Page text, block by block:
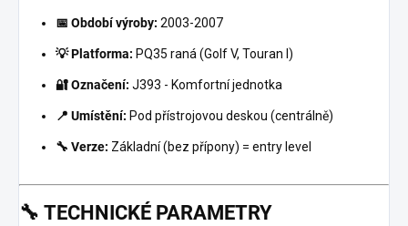
📅 Období výroby: 2003-2007
💡 Platforma: PQ35 raná (Golf V, Touran I)
🔐 Označení: J393 - Komfortní jednotka
📍 Umístění: Pod přístrojovou deskou (centrálně)
🔧 Verze: Základní (bez přípony) = entry level
🔧 TECHNICKÉ PARAMETRY